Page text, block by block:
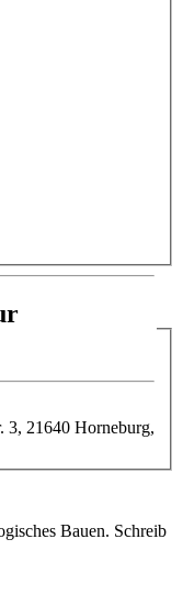
3, 21640 Horneburg,
Bauen. Schreib